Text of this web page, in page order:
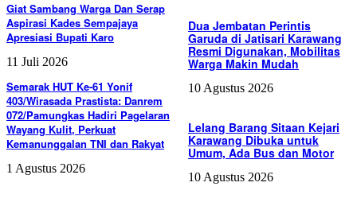
Giat Sambang Warga Dan Serap
Aspirasi Kades Sempajaya
Apresiasi Bupati Karo
11 Juli 2026
Semarak HUT Ke-61 Yonif
403/Wirasada Prastista: Danrem
072/Pamungkas Hadiri Pagelaran
Wayang Kulit, Perkuat
Kemanunggalan TNI dan Rakyat
1 Agustus 2026
Dua Jembatan Perintis
Garuda di Jatisari Karawang
Resmi Digunakan, Mobilitas
Warga Makin Mudah
10 Agustus 2026
Lelang Barang Sitaan Kejari
Karawang Dibuka untuk
Umum, Ada Bus dan Motor
10 Agustus 2026